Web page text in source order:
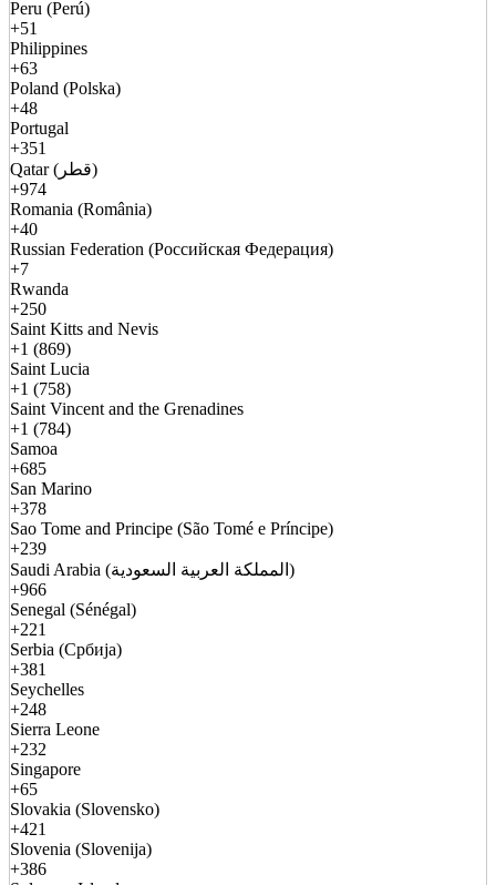
Peru (Perú)
+51
Philippines
+63
Poland (Polska)
+48
Portugal
+351
Qatar (قطر)
+974
Romania (România)
+40
Russian Federation (Российская Федерация)
+7
Rwanda
+250
Saint Kitts and Nevis
+1 (869)
Saint Lucia
+1 (758)
Saint Vincent and the Grenadines
+1 (784)
Samoa
+685
San Marino
+378
Sao Tome and Principe (São Tomé e Príncipe)
+239
Saudi Arabia (المملكة العربية السعودية)
+966
Senegal (Sénégal)
+221
Serbia (Србија)
+381
Seychelles
+248
Sierra Leone
+232
Singapore
+65
Slovakia (Slovensko)
+421
Slovenia (Slovenija)
+386